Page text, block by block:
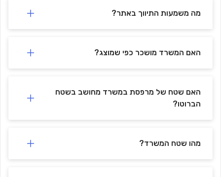
מה משמעות התיווך באתר?
האם המשרד מושכר כפי שמוצג?
האם שטח של מרפסת במשרד מחושב בשטח
הברוטו?
מהו שטח המשרד?